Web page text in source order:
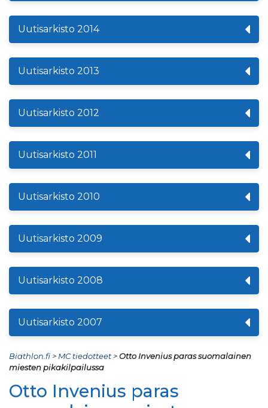
Uutisarkisto 2014
Uutisarkisto 2013
Uutisarkisto 2012
Uutisarkisto 2011
Uutisarkisto 2010
Uutisarkisto 2009
Uutisarkisto 2008
Uutisarkisto 2007
Biathlon.fi> MC tiedotteet>Otto Invenius paras suomalainen
miesten pikakilpailussa
Otto Invenius paras